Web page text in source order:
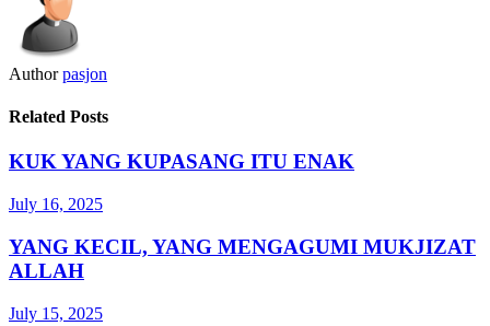
Author pasjon
Related Posts
KUK YANG KUPASANG ITU ENAK
July 16, 2025
YANG KECIL, YANG MENGAGUMI MUKJIZAT
ALLAH
July 15, 2025